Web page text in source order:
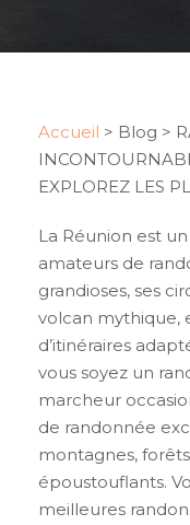
Accueil > Blog >
EXPLOREZ LES
La Réunion est
amateurs de
grandioses, ses
volcan mythique,
d’itinéraires
vous soyez un
marcheur
de randonnée
montagnes,
époustouflants.
meilleures